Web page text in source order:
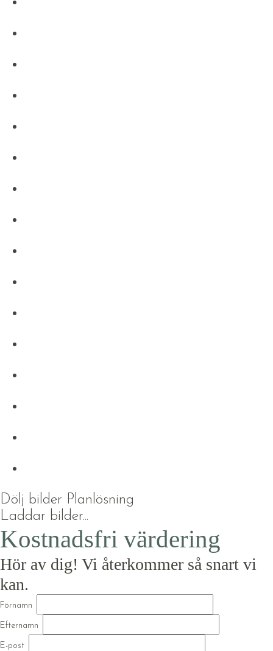
Dölj bilder Planlösning
Laddar bilder...
Kostnadsfri värdering
Hör av dig! Vi återkommer så snart vi
kan.
Förnamn
Efternamn
E-post